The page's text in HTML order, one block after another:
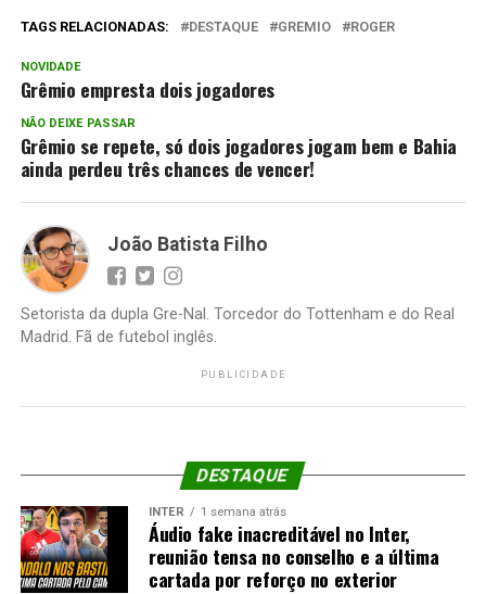
TAGS RELACIONADAS: DESTAQUE GREMIO ROGER
NOVIDADE
Grêmio empresta dois jogadores
NÃO DEIXE PASSAR
Grêmio se repete, só dois jogadores jogam bem e Bahia
ainda perdeu três chances de vencer!
João Batista Filho
Setorista da dupla Gre-Nal. Torcedor do Tottenham e do Real
Madrid. Fã de futebol inglês.
PUBLICIDADE
DESTAQUE
INTER 1 semana atrás
Áudio fake inacreditável no Inter,
reunião tensa no conselho e a última
cartada por reforço no exterior